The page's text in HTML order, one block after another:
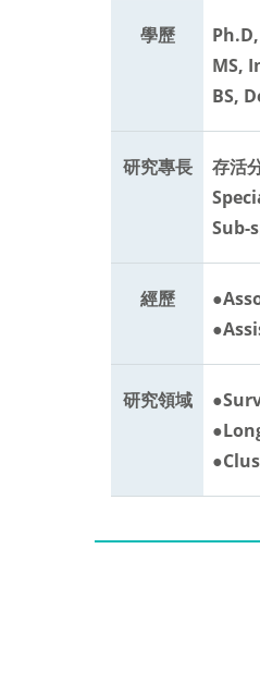
學歷
MS,
BS,
研究專長
存活
Sub-
經歷
研究領域